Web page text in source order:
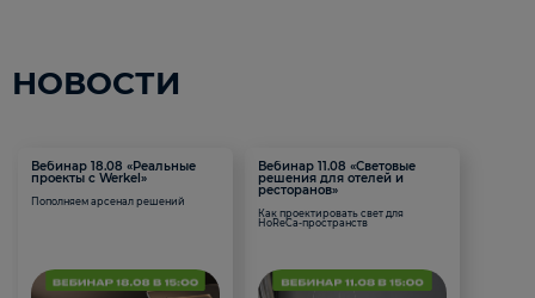
НОВОСТИ
Вебинар 18.08 «Реальные
проекты с Werkel»
Пополняем арсенал решений
Вебинар 11.08 «Световые
решения для отелей и
ресторанов»
Как проектировать свет для
HoReCa-пространств